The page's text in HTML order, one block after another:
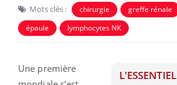
Mots clés : chirurgie greffe rénale
épaule
lymphocytes NK
L'ESSENTIEL
Une première